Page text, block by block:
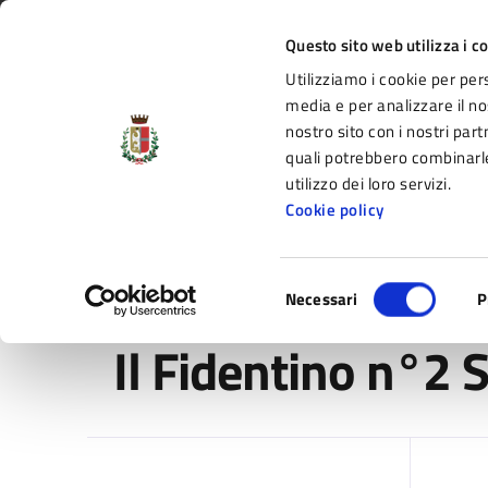
Questo sito web utilizza i
Utilizziamo i cookie per
media e per analizzare il
nostro sito con i nostri
quali potrebbero
utilizzo dei loro servizi.
Cookie policy
del
consenso
Necessari
Vai al contenuto principale
Vai alla navigazione del sito
Vai al piede di pagina
Comune di Fidenza
il portale di servizi e informazioni del
Novità
Home / Amministrazione / Uffici / Comunicazione
Il Fidentino n°2